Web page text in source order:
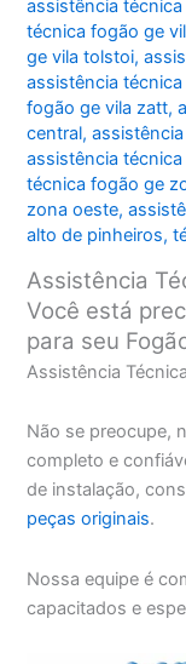
assistência
técnica fogão ge
ge vila tolstoi,
assistência
fogão ge vila zatt,
central,
assistência
técnica fogão ge
zona oeste,
alto de pinheiros,
Assistência
Você está
para seu
Assistência
Não se preocupe,
completo e
de instalação,
peças originais.
Nossa equipe é
capacitados e